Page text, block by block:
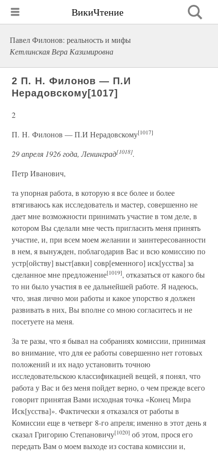
ВикиЧтение
Павел Филонов: реальность и мифы
Кетлинская Вера Казимировна
2 П. Н. Филонов — П.И
Нерадовскому[1017]
2
П. Н. Филонов — П.И Нерадовскому[1017]
29 апреля 1926 года, Ленинград[1018].
Петр Иванович,
та упорная работа, в которую я все более и более
втягиваюсь как исследователь и мастер, совершенно не
дает мне возможности принимать участие в том деле, в
котором Вы сделали мне честь пригласить меня принять
участие, и, при всем моем желании и заинтересованности
в нем, я вынужден, поблагодарив Вас и всю комиссию по
устр[ойству] выст[авки] совр[еменного] иск[усства] за
сделанное мне предложение[1019], отказаться от какого бы
то ни было участия в ее дальнейшей работе. Я надеюсь,
что, зная лично мои работы и какое упорство я должен
развивать в них, Вы вполне со мною согласитесь и не
посетуете на меня.
За те разы, что я бывал на собраниях комиссии, принимая
во внимание, что для ее работы совершенно нет готовых
положений и их надо установить точною
исследовательскою классификацией вещей, я понял, что
работа у Вас и без меня пойдет верно, о чем прежде всего
говорит принятая Вами исходная точка «Конец Мира
Иск[усства]». Фактически я отказался от работы в
Комиссии еще в четверг 8-го апреля; именно в этот день я
сказал Григорию Степановичу[1020] об этом, прося его
передать Вам о моем выходе из состава комиссии и,